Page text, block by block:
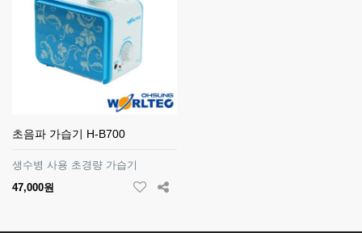
초음파 가습기 H-B700
생수병 사용 초경량 가습기
47,000원